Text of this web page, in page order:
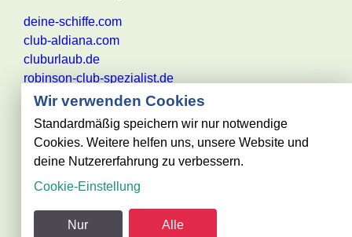
deine-schiffe.com
club-aldiana.com
cluburlaub.de
robinson-club-spezialist.de
Alle Angaben ohne Gewähr. Es gelten die aktuellen
Reisebestimmungen des jeweiligen
Reiseveranstalters
@ club-urlaub.de - powered by Reisezentrum Becker
Wir verwenden Cookies
Standardmäßig speichern wir nur notwendige
Cookies. Weitere helfen uns, unsere Website und
deine Nutzererfahrung zu verbessern.
Cookie-Einstellung
Nur
Alle